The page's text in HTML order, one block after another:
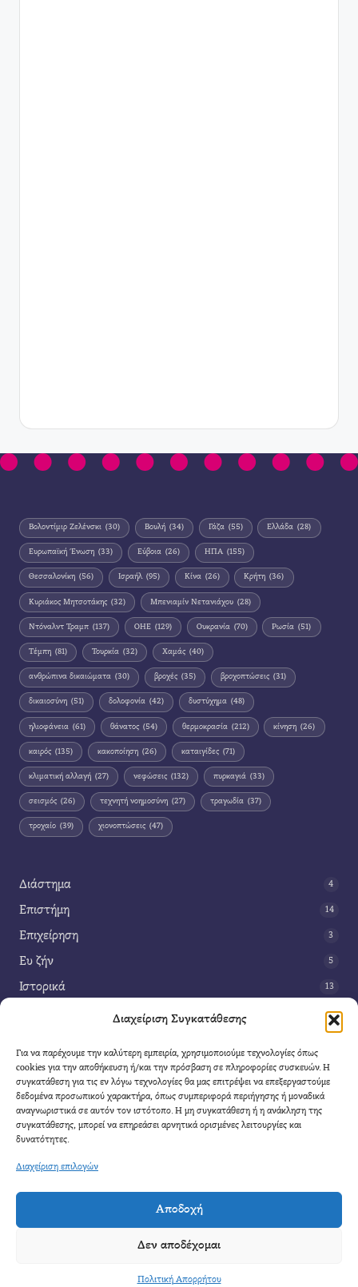
Διαχείριση Συγκατάθεσης
Για να παρέχουμε την καλύτερη εμπειρία, χρησιμοποιούμε τεχνολογίες όπως
cookies για την αποθήκευση ή/και την πρόσβαση σε πληροφορίες συσκευών. Η
συγκατάθεση για τις εν λόγω τεχνολογίες θα μας επιτρέψει να επεξεργαστούμε
δεδομένα προσωπικού χαρακτήρα, όπως συμπεριφορά περιήγησης ή μοναδικά
αναγνωριστικά σε αυτόν τον ιστότοπο. Η μη συγκατάθεση ή η ανάκληση της
συγκατάθεσης, μπορεί να επηρεάσει αρνητικά ορισμένες λειτουργίες και
δυνατότητες.
Διαχείριση επιλογών
Αποδοχή
Δεν αποδέχομαι
Πολιτική Απορρήτου
Βολοντίμιρ Ζελένσκι (30) Βουλή (34) Γάζα (55) Ελλάδα (28)
Ευρωπαϊκή Ένωση (33) Εύβοια (26) ΗΠΑ (155)
Θεσσαλονίκη (56) Ισραήλ (95) Κίνα (26) Κρήτη (36)
Κυριάκος Μητσοτάκης (32) Μπενιαμίν Νετανιάχου (28)
Ντόναλντ Τραμπ (137) ΟΗΕ (129) Ουκρανία (70) Ρωσία (51)
Τέμπη (81) Τουρκία (32) Χαμάς (40)
ανθρώπινα δικαιώματα (30) βροχές (35) βροχοπτώσεις (31)
δικαιοσύνη (51) δολοφονία (42) δυστύχημα (48)
ηλιοφάνεια (61) θάνατος (54) θερμοκρασία (212) κίνηση (26)
καιρός (135) κακοποίηση (26) καταιγίδες (71)
κλιματική αλλαγή (27) νεφώσεις (132) πυρκαγιά (33)
σεισμός (26) τεχνητή νοημοσύνη (27) τραγωδία (37)
τροχαίο (39) χιονοπτώσεις (47)
Διάστημα 4
Επιστήμη 14
Επιχείρηση 3
Ευ ζήν 5
Ιστορικά 13
42
Τέχνη 3
Τεχνολογία
Υγεία
Φαντασία
Επικοινωνία
καθαρά η πηγή.